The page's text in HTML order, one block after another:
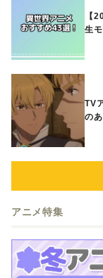
【
生
TV
の
アニメ特集